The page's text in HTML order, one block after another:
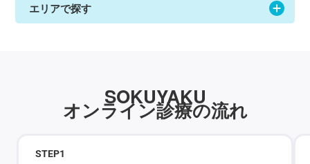
エリアで探す
SOKUYAKU
オンライン診療の流れ
STEP1